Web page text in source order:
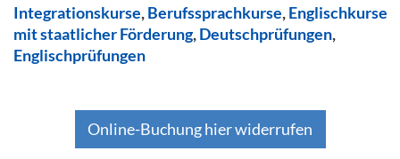
Integrationskurse,Berufssprachkurse,Englischkurse
mit staatlicher Förderung,Deutschprüfungen,
Englischprüfungen
Online-Buchung hier widerrufen